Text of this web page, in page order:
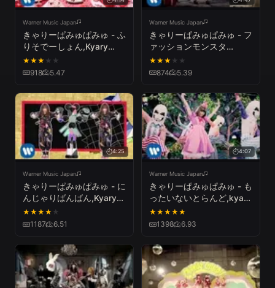
Warner Music Japan
きゃりーぱみゅぱみゅ - ふ
りそでーしょん,Kyary
Pamyu Pamyu
Furisodation
★★★ ★ ★
918 5.47
Warner Music Japan
きゃりーぱみゅぱみゅ - フ
ァッションモンスタ
ー,Kyary Pamyu Pamyu
Fashion Monster
★★★ ★ ★
874 5.39
4:25
Warner Music Japan
きゃりーぱみゅぱみゅ - に
んじゃりばんばん,Kyary
Pamyu Pamyu - Ninja Re
Bang Bang
★★★★ ★
1187 6.51
4:07
Warner Music Japan
きゃりーぱみゅぱみゅ - も
ったいないとらんど,kyary
pamyu pamyu - Mottai-
Nightland
★★★★★
1398 6.93